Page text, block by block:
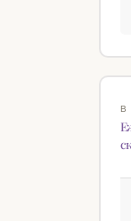
В